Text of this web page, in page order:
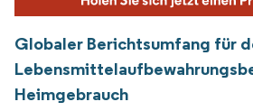
Globaler Berichtsumfang für
Heimgebrauch